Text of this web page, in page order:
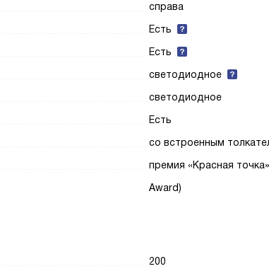
справа
Есть
Есть
светодиодное
светодиодное
Есть
со встроенным
премия «Красная
Award)
200